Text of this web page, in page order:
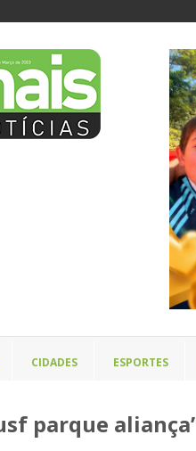
CIDADES ESPORTES
parque aliança’